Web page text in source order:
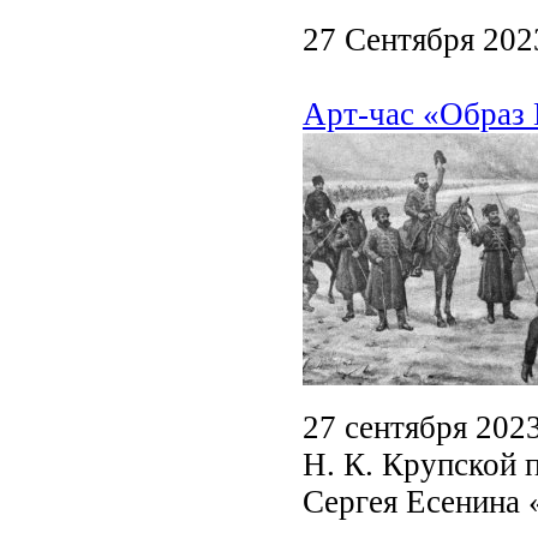
27 Сентября
Арт-час «Образ
27 сентября
Н. К. Крупской
Сергея Есенина